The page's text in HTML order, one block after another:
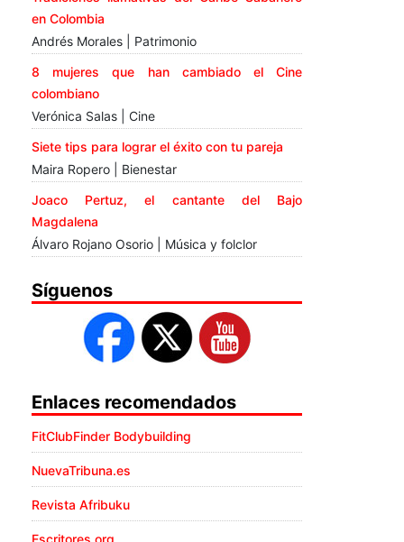
en Colombia
Andrés Morales | Patrimonio
8 mujeres que han cambiado el Cine
colombiano
Verónica Salas | Cine
Siete tips para lograr el éxito con tu pareja
Maira Ropero | Bienestar
Joaco Pertuz, el cantante del Bajo
Magdalena
Álvaro Rojano Osorio | Música y folclor
Síguenos
Enlaces recomendados
FitClubFinder Bodybuilding
NuevaTribuna.es
Revista Afribuku